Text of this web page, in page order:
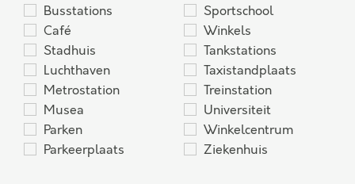
Busstations
Café
Stadhuis
Luchthaven
Metrostation
Musea
Parken
Parkeerplaats
Sportschool
Winkels
Tankstations
Taxistandplaats
Treinstation
Universiteit
Winkelcentrum
Ziekenhuis